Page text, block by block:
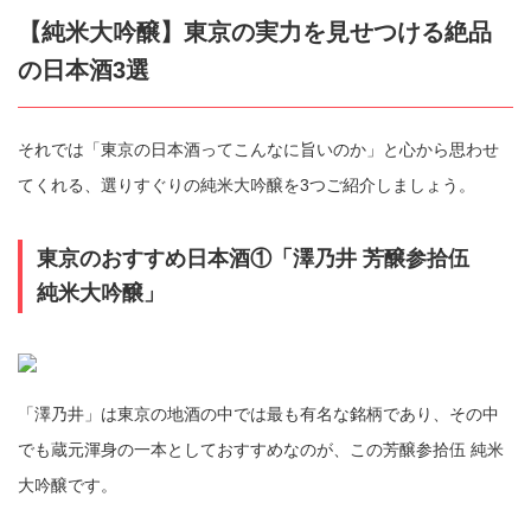
【純米大吟醸】東京の実力を見せつける絶品
の日本酒3選
それでは「東京の日本酒ってこんなに旨いのか」と心から思わせ
てくれる、選りすぐりの純米大吟醸を3つご紹介しましょう。
東京のおすすめ日本酒①「澤乃井 芳醸参拾伍
純米大吟醸」
「澤乃井」は東京の地酒の中では最も有名な銘柄であり、その中
でも蔵元渾身の一本としておすすめなのが、この芳醸参拾伍 純米
大吟醸です。